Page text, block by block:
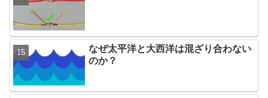
なぜ太平洋と大西洋は混ざり合わない
のか？